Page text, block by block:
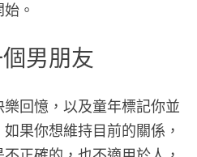
。
男朋友
回憶，以及童年標記你並
果你想維持目前的關係，